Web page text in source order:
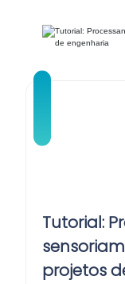
Tutorial:
projetos